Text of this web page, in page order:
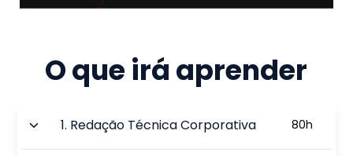
O que irá aprender
1. Redação Técnica Corporativa 80h